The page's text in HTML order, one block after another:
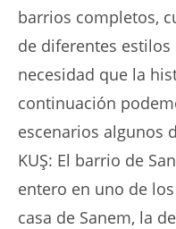
barrios completos,
de diferentes estilos
necesidad que la
continuación
escenarios algunos
KUŞ: El barrio de
entero en uno de
casa de Sanem, la